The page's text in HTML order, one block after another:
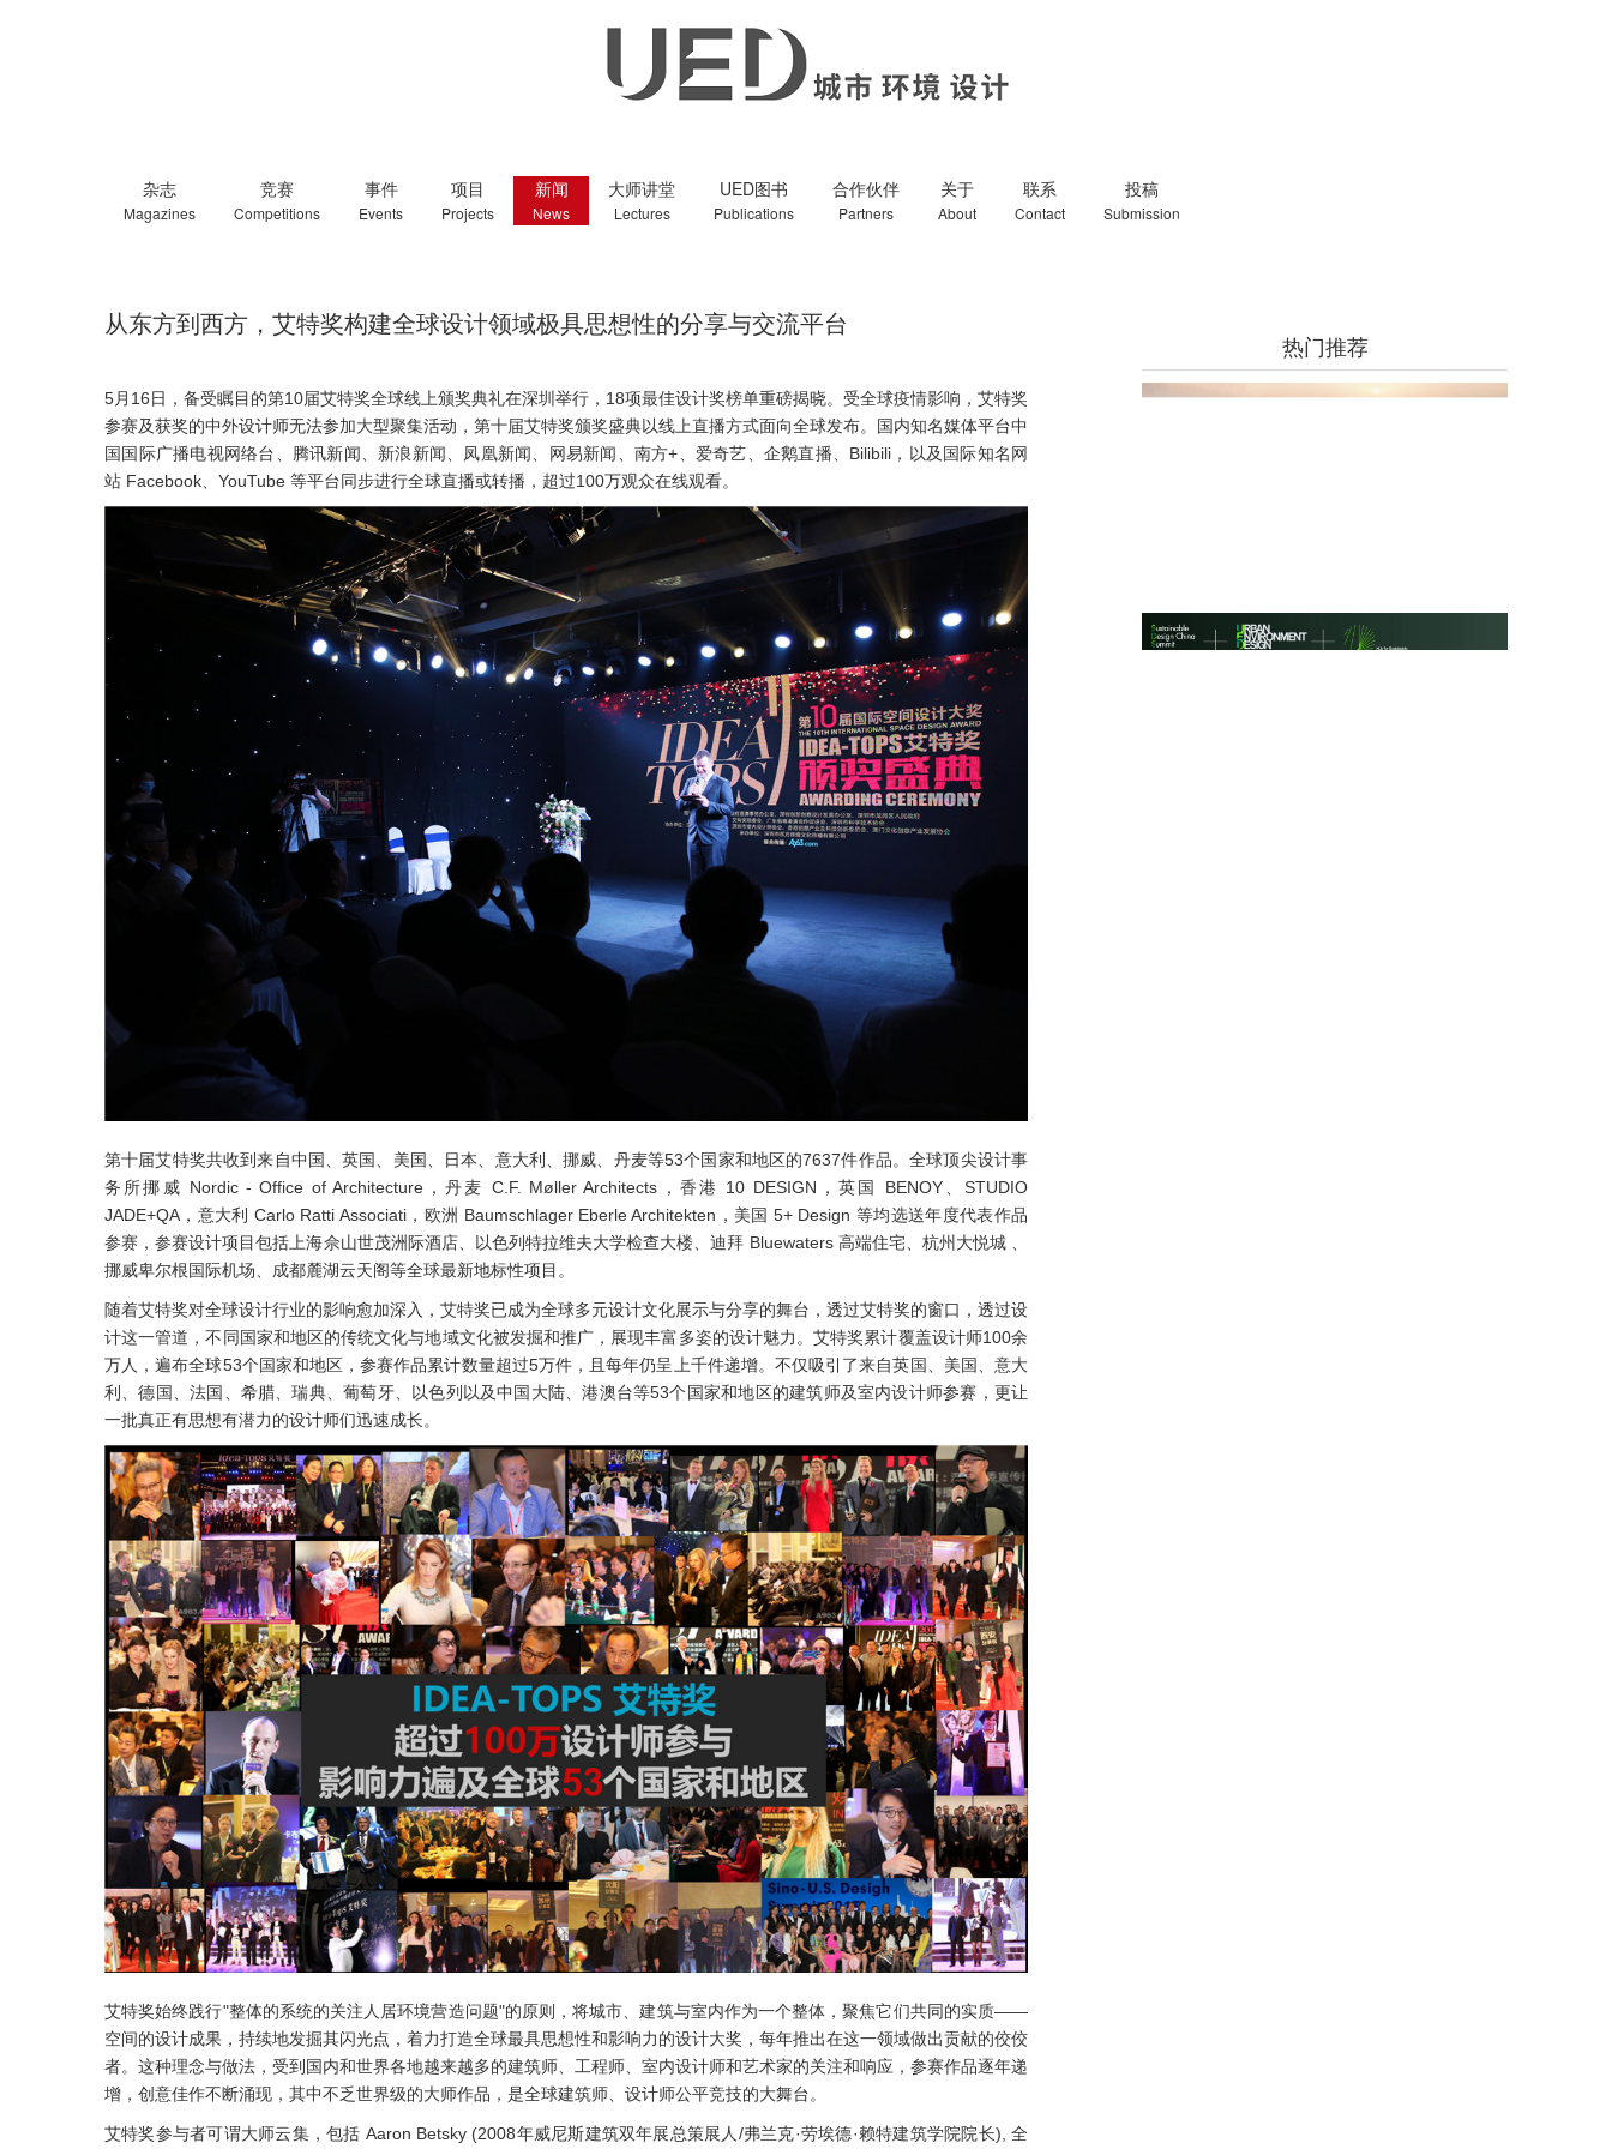
杂志
Magazines
竞赛
Competitions
事件
Events
项目
Projects
新闻
News
大师讲堂
Lectures
UED图书
Publications
合作伙伴
Partners
关于
About
联系
Contact
投稿
Submission
从东方到西方，艾特奖构建全球设计领域极具思想性的分享与交流平台
5月16日，备受瞩目的第10届艾特奖全球线上颁奖典礼在深圳举行，18项最佳设计奖榜单重磅揭晓。受全球疫情影响，艾特奖
参赛及获奖的中外设计师无法参加大型聚集活动，第十届艾特奖颁奖盛典以线上直播方式面向全球发布。国内知名媒体平台中
国国际广播电视网络台、腾讯新闻、新浪新闻、凤凰新闻、网易新闻、南方+、爱奇艺、企鹅直播、Bilibili，以及国际知名网
站 Facebook、YouTube 等平台同步进行全球直播或转播，超过100万观众在线观看。
第十届艾特奖共收到来自中国、英国、美国、日本、意大利、挪威、丹麦等53个国家和地区的7637件作品。全球顶尖设计事
务所挪威 Nordic - Office of Architecture，丹麦 C.F. Møller Architects，香港 10 DESIGN，英国 BENOY、STUDIO
JADE+QA，意大利 Carlo Ratti Associati，欧洲 Baumschlager Eberle Architekten，美国 5+ Design 等均选送年度代表作品
参赛，参赛设计项目包括上海佘山世茂洲际酒店、以色列特拉维夫大学检查大楼、迪拜 Bluewaters 高端住宅、杭州大悦城 、
挪威卑尔根国际机场、成都麓湖云天阁等全球最新地标性项目。
随着艾特奖对全球设计行业的影响愈加深入，艾特奖已成为全球多元设计文化展示与分享的舞台，透过艾特奖的窗口，透过设
计这一管道，不同国家和地区的传统文化与地域文化被发掘和推广，展现丰富多姿的设计魅力。艾特奖累计覆盖设计师100余
万人，遍布全球53个国家和地区，参赛作品累计数量超过5万件，且每年仍呈上千件递增。不仅吸引了来自英国、美国、意大
利、德国、法国、希腊、瑞典、葡萄牙、以色列以及中国大陆、港澳台等53个国家和地区的建筑师及室内设计师参赛，更让
一批真正有思想有潜力的设计师们迅速成长。
艾特奖始终践行"整体的系统的关注人居环境营造问题"的原则，将城市、建筑与室内作为一个整体，聚焦它们共同的实质——
空间的设计成果，持续地发掘其闪光点，着力打造全球最具思想性和影响力的设计大奖，每年推出在这一领域做出贡献的佼佼
者。这种理念与做法，受到国内和世界各地越来越多的建筑师、工程师、室内设计师和艺术家的关注和响应，参赛作品逐年递
增，创意佳作不断涌现，其中不乏世界级的大师作品，是全球建筑师、设计师公平竞技的大舞台。
艾特奖参与者可谓大师云集，包括 Aaron Betsky (2008年威尼斯建筑双年展总策展人/弗兰克·劳埃德·赖特建筑学院院长), 全
热门推荐